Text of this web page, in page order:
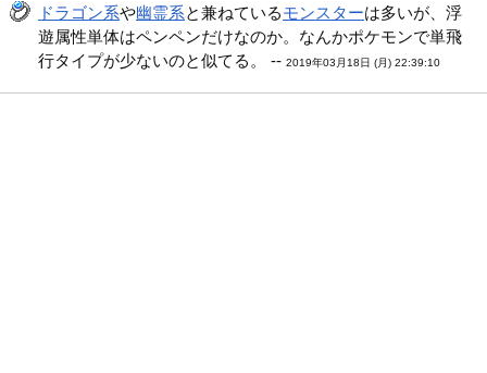
ドラゴン系や幽霊系と兼ねているモンスターは多いが、浮
遊属性単体はペンペンだけなのか。なんかポケモンで単飛
行タイプが少ないのと似てる。 --2019年03月18日 (月) 22:39:10